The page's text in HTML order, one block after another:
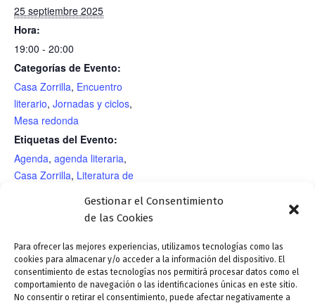
Gestionar el Consentimiento
de las Cookies
Para ofrecer las mejores experiencias, utilizamos tecnologías como las
cookies para almacenar y/o acceder a la información del dispositivo. El
consentimiento de estas tecnologías nos permitirá procesar datos como el
comportamiento de navegación o las identificaciones únicas en este sitio.
No consentir o retirar el consentimiento, puede afectar negativamente a
25 septiembre 2025
Hora:
19:00 - 20:00
Categorías de Evento:
Casa Zorrilla, Encuentro
literario, Jornadas y ciclos,
Mesa redonda
Etiquetas del Evento:
Agenda, agenda literaria,
Casa Zorrilla, Literatura de
Goya, Zorrilla, Stepien-
Festival Rara Avis- Proyección con